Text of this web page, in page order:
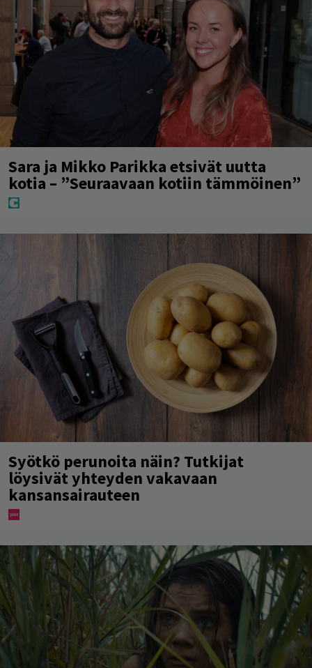
Sara ja Mikko Parikka etsivät uutta
kotia – ”Seuraavaan kotiin tämmöinen”
Syötkö perunoita näin? Tutkijat
löysivät yhteyden vakavaan
kansansairauteen